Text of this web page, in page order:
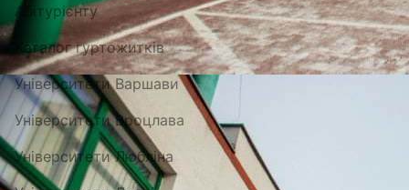
Абітурієнту
Каталог гуртожитків
Університети Варшави
Університети Вроцлава
Університети Любліна